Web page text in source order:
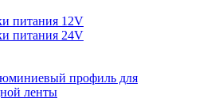
питания 12V
питания 24V
профиль для
ленты